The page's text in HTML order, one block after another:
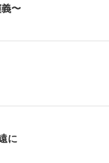
〜
に